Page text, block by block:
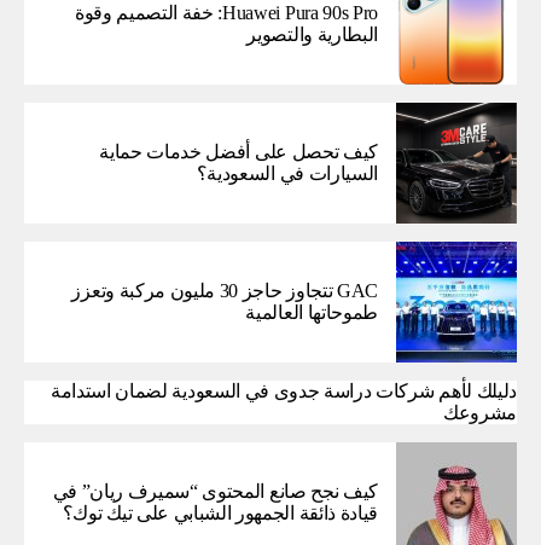
Huawei Pura 90s Pro: خفة التصميم وقوة
البطارية والتصوير
كيف تحصل على أفضل خدمات حماية
السيارات في السعودية؟
GAC تتجاوز حاجز 30 مليون مركبة وتعزز
طموحاتها العالمية
دليلك لأهم شركات دراسة جدوى في السعودية لضمان استدامة
مشروعك
كيف نجح صانع المحتوى “سميرف ريان” في
قيادة ذائقة الجمهور الشبابي على تيك توك؟